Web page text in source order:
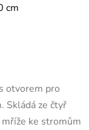
cm
otvorem pro
Skládá ze čtyř
ke stromům